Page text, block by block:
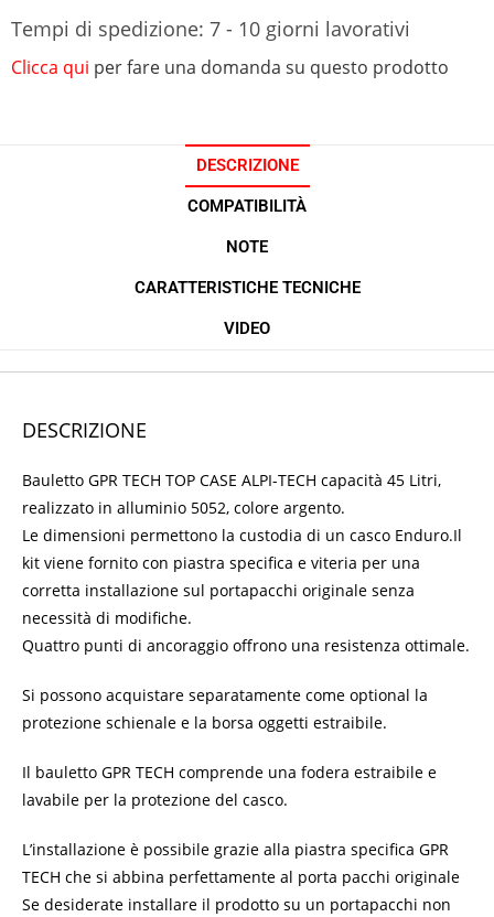
Tempi di spedizione: 7 - 10 giorni lavorativi
Clicca qui per fare una domanda su questo prodotto
DESCRIZIONE
COMPATIBILITÀ
NOTE
CARATTERISTICHE TECNICHE
VIDEO
DESCRIZIONE
Bauletto GPR TECH TOP CASE ALPI-TECH capacità 45 Litri,
realizzato in alluminio 5052, colore argento.
Le dimensioni permettono la custodia di un casco Enduro.Il
kit viene fornito con piastra specifica e viteria per una
corretta installazione sul portapacchi originale senza
necessità di modifiche.
Quattro punti di ancoraggio offrono una resistenza ottimale.
Si possono acquistare separatamente come optional la
protezione schienale e la borsa oggetti estraibile.
Il bauletto GPR TECH comprende una fodera estraibile e
lavabile per la protezione del casco.
L’installazione è possibile grazie alla piastra specifica GPR
TECH che si abbina perfettamente al porta pacchi originale
Se desiderate installare il prodotto su un portapacchi non